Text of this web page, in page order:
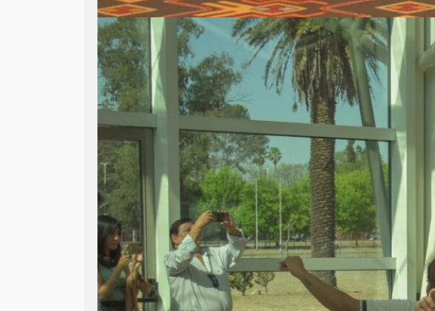
ExpoFuturo 2025: Gran
convocatoria y
participación en el Centro
de Convenciones de Salta
La “ExpoFuturo 2025” Multimodal
continúa desarrollándose con una
gran convocatoria de estudiantes,
docentes, familias e instituciones
educativas de la ciudad y el
interior cercano. Desde el martes
23 y hasta el viernes 26 de
septiembre, el Centro de
Convenciones de Limache se
convirtió en un espacio de
encuentro donde miles de
jóvenes exploran la amplia…